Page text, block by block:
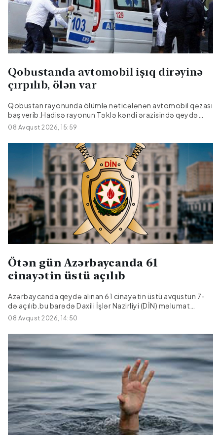
Qobustanda avtomobil işıq dirəyinə
çırpılıb, ölən var
Qobustan rayonunda ölümlə nəticələnən avtomobil qəzası
baş verib.Hadisə rayonun Təklə kəndi ərazisində qeydə
alınıb."Hyundai" markalı avtomobilin idarəetmədən çıxaraq
işıq dirəyinə çırpılması nəticəsində sürücü, 27 yaşlı Emil
Əmralıyev hadisə yerində ölüb.Faktla bağlı araşdırma
08 Avqust 2026, 15:59
Ötən gün Azərbaycanda 61
cinayətin üstü açılıb
Azərbaycanda qeydə alınan 61 cinayətin üstü avqustun 7-
də açılıb.bu barədə Daxili İşlər Nazirliyi (DİN) məlumat
yayıb.Bildirilib ki, onlardan 17-si əvvəlki dövrlərdən bağlı
qalan cinayətlərdir.
08 Avqust 2026, 14:50